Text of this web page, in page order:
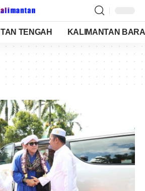
TENGAH KALIMANTAN